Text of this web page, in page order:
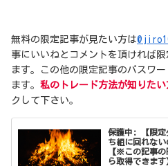
無料の限定記事が見たい方は
事にいいねとコメントを頂ければ
ます。この他の限定記事のパスワ
ます。 私のトレード方法が知りた
クして下さい。
保護中: 【限定
ち組に回れな
【※この記事
ら取得できます